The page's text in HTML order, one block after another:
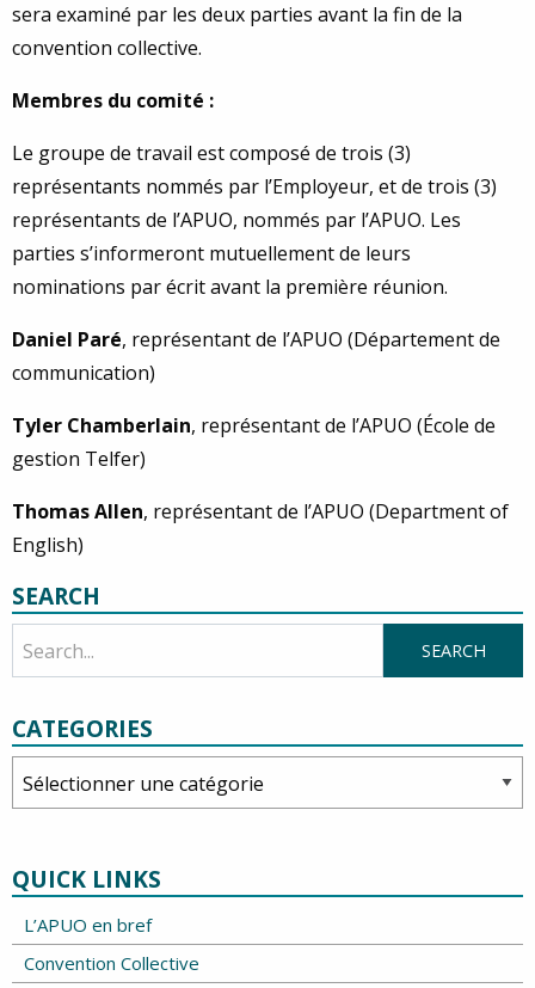
sera examiné par les deux parties avant la fin de la
convention collective.
Membres du comité :
Le groupe de travail est composé de trois (3)
représentants nommés par l’Employeur, et de trois (3)
représentants de l’APUO, nommés par l’APUO. Les
parties s’informeront mutuellement de leurs
nominations par écrit avant la première réunion.
Daniel Paré, représentant de l’APUO (Département de
communication)
Tyler Chamberlain, représentant de l’APUO (École de
gestion Telfer)
Thomas Allen, représentant de l’APUO (Department of
English)
SEARCH
CATEGORIES
QUICK LINKS
L’APUO en bref
Convention Collective